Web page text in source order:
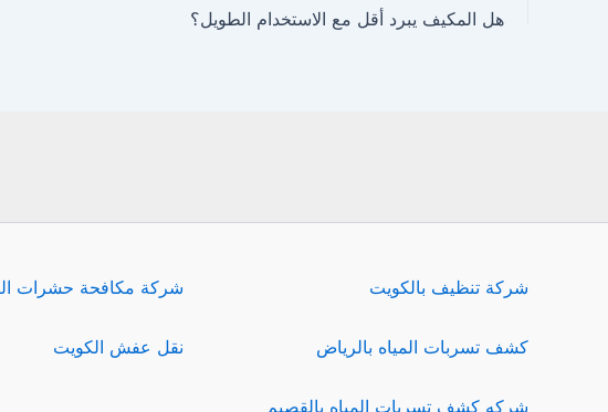
هل المكيف يبرد أقل مع الاستخدام الطويل؟
شركة تنظيف بالكويت
كشف تسربات المياه بالرياض
شركه كشف تسربات المياه بالقصيم
شركة مكافحة حشرات
نقل عفش الكويت